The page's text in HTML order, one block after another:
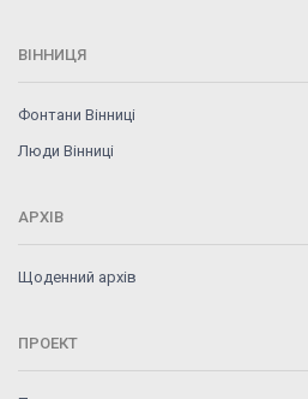
ВІННИЦЯ
Фонтани Вінниці
Люди Вінниці
АРХІВ
Щоденний архів
ПРОЕКТ